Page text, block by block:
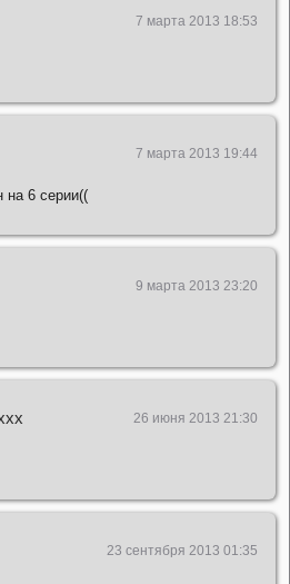
7 марта 2013 18:53
7 марта 2013 19:44
на 6 серии((
9 марта 2013 23:20
26 июня 2013 21:30
23 сентября 2013 01:35